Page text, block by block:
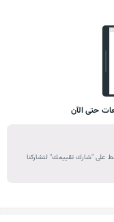
حتى الآن
على "شارك تقييمك" لتشاركنا